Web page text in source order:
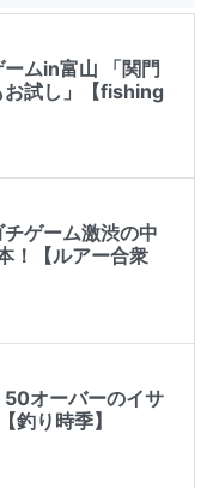
ムin富山 「関門
お試し」【fishing
ゲーム激渋の中
！【ルアー合衆
50オーバーのイサ
釣り時季】